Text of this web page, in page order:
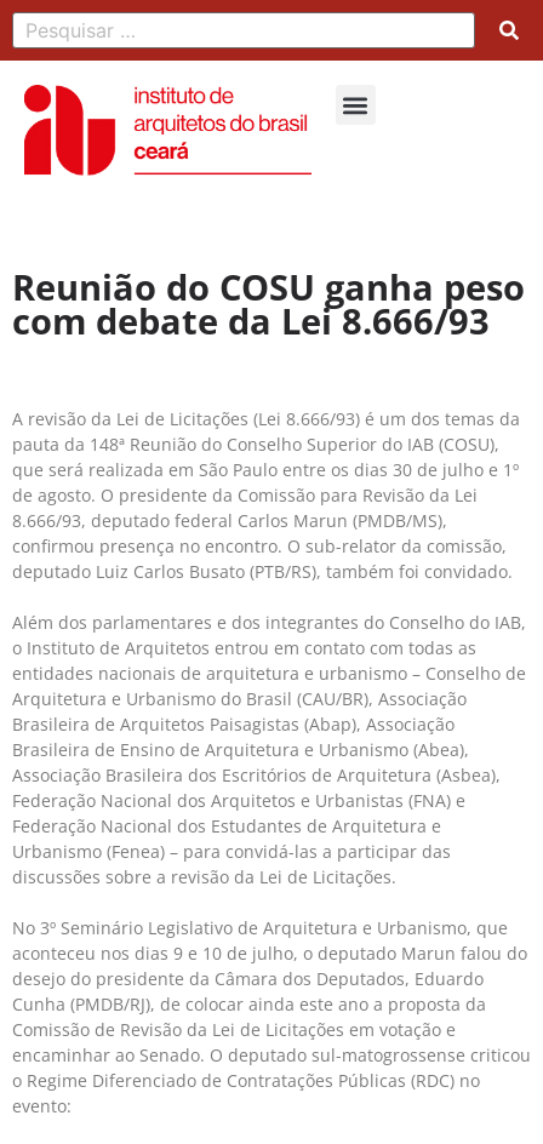
Reunião do COSU ganha peso
com debate da Lei 8.666/93
A revisão da Lei de Licitações (Lei 8.666/93) é um dos temas da
pauta da 148ª Reunião do Conselho Superior do IAB (COSU),
que será realizada em São Paulo entre os dias 30 de julho e 1º
de agosto. O presidente da Comissão para Revisão da Lei
8.666/93, deputado federal Carlos Marun (PMDB/MS),
confirmou presença no encontro. O sub-relator da comissão,
deputado Luiz Carlos Busato (PTB/RS), também foi convidado.
Além dos parlamentares e dos integrantes do Conselho do IAB,
o Instituto de Arquitetos entrou em contato com todas as
entidades nacionais de arquitetura e urbanismo – Conselho de
Arquitetura e Urbanismo do Brasil (CAU/BR), Associação
Brasileira de Arquitetos Paisagistas (Abap), Associação
Brasileira de Ensino de Arquitetura e Urbanismo (Abea),
Associação Brasileira dos Escritórios de Arquitetura (Asbea),
Federação Nacional dos Arquitetos e Urbanistas (FNA) e
Federação Nacional dos Estudantes de Arquitetura e
Urbanismo (Fenea) – para convidá-las a participar das
discussões sobre a revisão da Lei de Licitações.
No 3º Seminário Legislativo de Arquitetura e Urbanismo, que
aconteceu nos dias 9 e 10 de julho, o deputado Marun falou do
desejo do presidente da Câmara dos Deputados, Eduardo
Cunha (PMDB/RJ), de colocar ainda este ano a proposta da
Comissão de Revisão da Lei de Licitações em votação e
encaminhar ao Senado. O deputado sul-matogrossense criticou
o Regime Diferenciado de Contratações Públicas (RDC) no
evento: